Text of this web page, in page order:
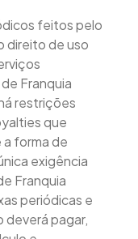
feitos pelo
direito de uso
Franquia
restrições
que
forma de
exigência
Franquia
periódicas e
deverá pagar,